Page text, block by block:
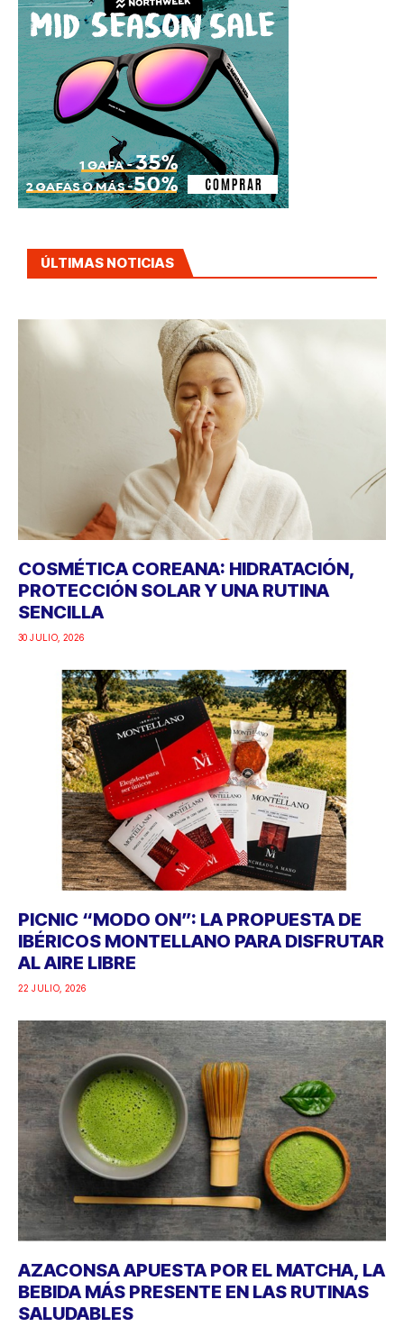
ÚLTIMAS NOTICIAS
COSMÉTICA COREANA: HIDRATACIÓN,
PROTECCIÓN SOLAR Y UNA RUTINA
SENCILLA
30 JULIO, 2026
PICNIC “MODO ON”: LA PROPUESTA DE
IBÉRICOS MONTELLANO PARA DISFRUTAR
AL AIRE LIBRE
22 JULIO, 2026
AZACONSA APUESTA POR EL MATCHA, LA
BEBIDA MÁS PRESENTE EN LAS RUTINAS
SALUDABLES